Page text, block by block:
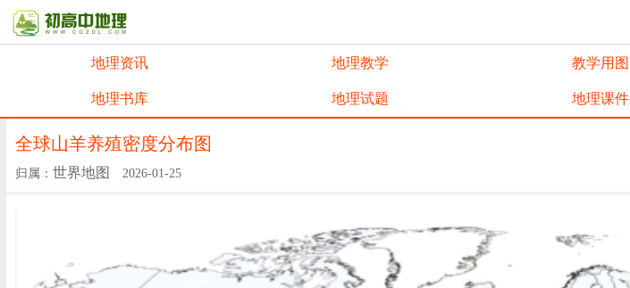
地理资讯 地理教学 教学用图
地理书库 地理试题 地理课件
全球山羊养殖密度分布图
归属： 世界地图 2026-01-25